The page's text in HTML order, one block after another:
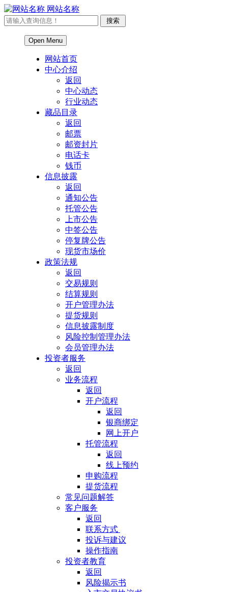
网站名称
Open Menu
网站首页
中心介绍
返回
中心动态
行业动态
藏品目录
返回
邮票
邮资封片
电话卡
钱币
信息披露
返回
通知公告
托管公告
上市公告
中签公告
停复牌公告
现货市场价
政策法规
返回
交易规则
结算规则
开户管理办法
提货规则
信息披露制度
风险控制管理办法
会员管理办法
投资者服务
返回
业务流程
返回
开户流程
返回
银商绑定
网上开户
托管流程
返回
线上预约
申购流程
提货流程
常见问题解答
客户服务
返回
联系方式
投诉与建议
操作指南
投资者教育
返回
风险揭示书